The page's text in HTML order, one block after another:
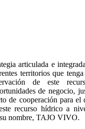
articulada e
territorios que
de este
de negocio,
de cooperación para el
recurso hídrico a
nombre, TAJO VIVO.